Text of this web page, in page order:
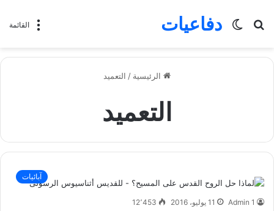
القائمة دفاعيات
بحث
الوضع
الرئيسية / التعميد
التعميد
آبائيات
Admin 1 11 يوليو، 2016 12٬453